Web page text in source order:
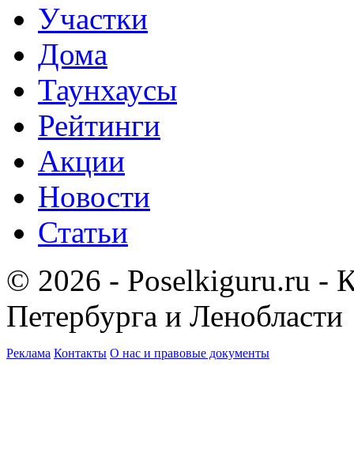
Участки
Дома
Таунхаусы
Рейтинги
Акции
Новости
Статьи
© 2026 - Poselkiguru.ru -
Петербурга и Ленобласти
Реклама Контакты О нас и правовые документы